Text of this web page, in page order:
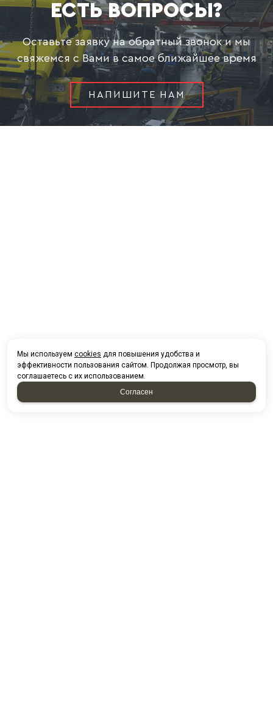
ЕСТЬ ВОПРОСЫ?
Оставьте заявку на обратный звонок и мы
свяжемся с Вами в самое ближайшее время
НАПИШИТЕ НАМ
Мы используем cookies для повышения удобства и
эффективности пользования сайтом. Продолжая просмотр, вы
соглашаетесь с их использованием.
Согласен